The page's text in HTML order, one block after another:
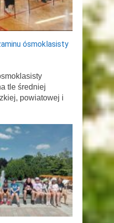
ósmoklasisty
tle średniej
powiatowej i